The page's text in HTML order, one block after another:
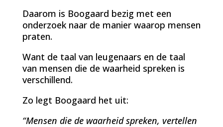
Daarom is Boogaard bezig met een
onderzoek naar de manier waarop mensen
praten.
Want de taal van leugenaars en de taal
van mensen die de waarheid spreken is
verschillend.
Zo legt Boogaard het uit:
“Mensen die de waarheid spreken, vertellen